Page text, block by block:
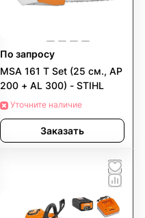
По запросу
MSA 161 T Set (25 см., AP
200 + AL 300) - STIHL
Уточните наличие
Заказать